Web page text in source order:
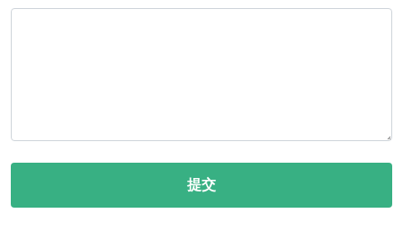
提交